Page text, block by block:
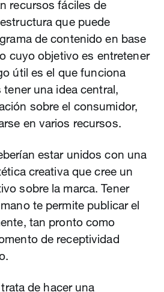
recursos fáciles de
que puede
de contenido en base
cuyo objetivo es entretener
útil es el que funciona
tener una idea central,
sobre el consumidor,
en varios recursos.
estar unidos con una
creativa que cree un
sobre la marca. Tener
te permite publicar el
tan pronto como
de receptividad
de hacer una